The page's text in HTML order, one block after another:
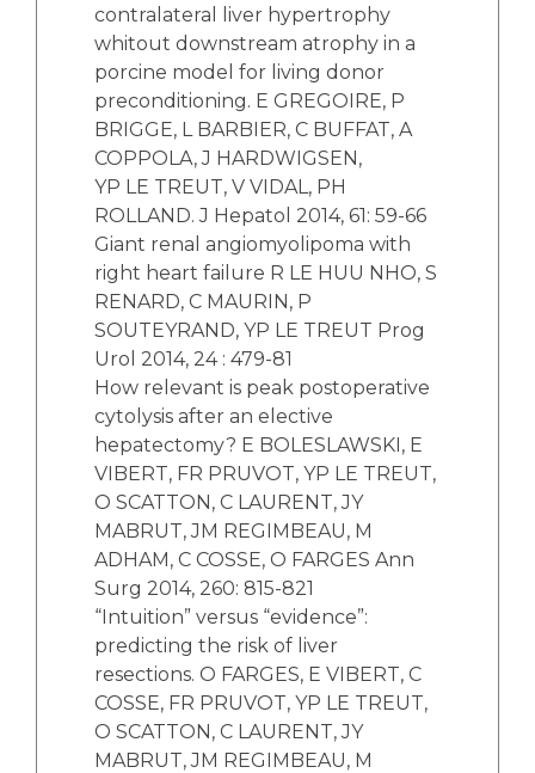
contralateral liver hypertrophy
whitout downstream atrophy in a
porcine model for living donor
preconditioning. E GREGOIRE, P
BRIGGE, L BARBIER, C BUFFAT, A
COPPOLA, J HARDWIGSEN,
YP LE TREUT, V VIDAL, PH
ROLLAND. J Hepatol 2014, 61: 59-66
Giant renal angiomyolipoma with
right heart failure R LE HUU NHO, S
RENARD, C MAURIN, P
SOUTEYRAND, YP LE TREUT Prog
Urol 2014, 24 : 479-81
How relevant is peak postoperative
cytolysis after an elective
hepatectomy? E BOLESLAWSKI, E
VIBERT, FR PRUVOT, YP LE TREUT,
O SCATTON, C LAURENT, JY
MABRUT, JM REGIMBEAU, M
ADHAM, C COSSE, O FARGES Ann
Surg 2014, 260: 815-821
“Intuition” versus “evidence”:
predicting the risk of liver
resections. O FARGES, E VIBERT, C
COSSE, FR PRUVOT, YP LE TREUT,
O SCATTON, C LAURENT, JY
MABRUT, JM REGIMBEAU, M